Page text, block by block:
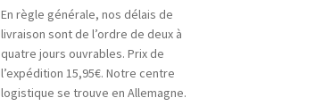
En règle générale, nos délais de
livraison sont de l’ordre de deux à
quatre jours ouvrables. Prix de
l’expédition 15,95€. Notre centre
logistique se trouve en Allemagne.